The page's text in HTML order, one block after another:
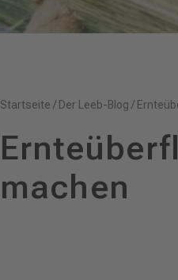
Startseite / Der Leeb-Blog /
machen